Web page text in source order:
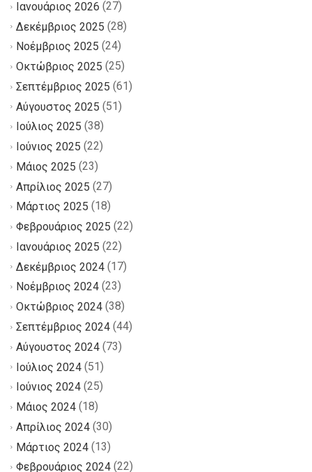
Ιανουάριος 2026 (27)
Δεκέμβριος 2025 (28)
Νοέμβριος 2025 (24)
Οκτώβριος 2025 (25)
Σεπτέμβριος 2025 (61)
Αύγουστος 2025 (51)
Ιούλιος 2025 (38)
Ιούνιος 2025 (22)
Μάιος 2025 (23)
Απρίλιος 2025 (27)
Μάρτιος 2025 (18)
Φεβρουάριος 2025 (22)
Ιανουάριος 2025 (22)
Δεκέμβριος 2024 (17)
Νοέμβριος 2024 (23)
Οκτώβριος 2024 (38)
Σεπτέμβριος 2024 (44)
Αύγουστος 2024 (73)
Ιούλιος 2024 (51)
Ιούνιος 2024 (25)
Μάιος 2024 (18)
Απρίλιος 2024 (30)
Μάρτιος 2024 (13)
Φεβρουάριος 2024 (22)